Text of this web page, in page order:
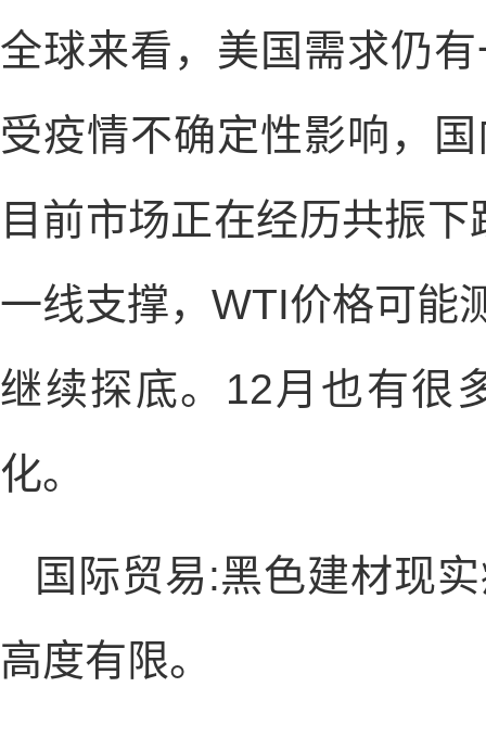
全球来看，美国需求仍
受疫情不确定性影响，
目前市场正在经历共振
一线支撑，WTI价格可能
继续探底。12月也有很
化。
国际贸易:黑色建材现
高度有限。